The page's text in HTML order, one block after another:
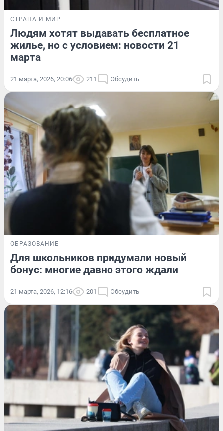
СТРАНА И МИР
Людям хотят выдавать бесплатное
жилье, но с условием: новости 21
марта
21 марта, 2026, 20:06 211 Обсудить
ОБРАЗОВАНИЕ
Для школьников придумали новый
бонус: многие давно этого ждали
21 марта, 2026, 12:16 201 Обсудить